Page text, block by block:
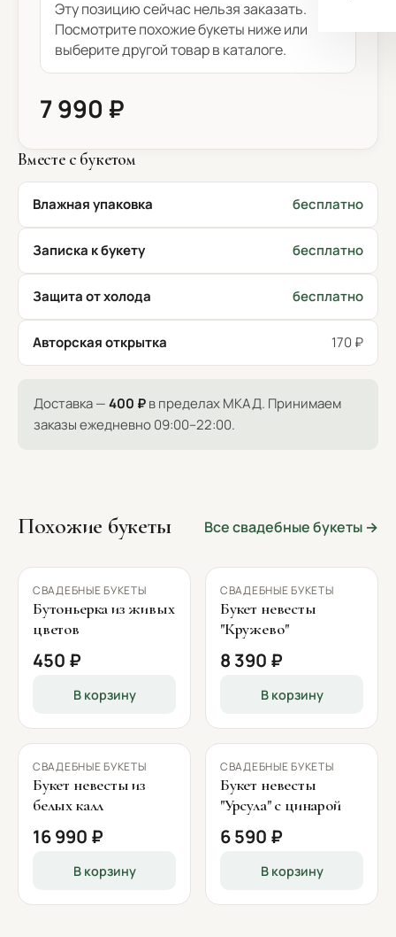
Эту позицию сейчас нельзя заказать.
Посмотрите похожие букеты ниже или
выберите другой товар в каталоге.
7 990 ₽
Вместе с букетом
Влажная упаковка бесплатно
Записка к букету бесплатно
Защита от холода бесплатно
Авторская открытка 170 ₽
Доставка —400 ₽в пределах МКАД. Принимаем
заказы ежедневно 09:00–22:00.
Похожие букеты Все свадебные букеты →
СВАДЕБНЫЕ БУКЕТЫ
Бутоньерка из живых
цветов
450 ₽
В корзину
СВАДЕБНЫЕ БУКЕТЫ
Букет невесты
"Кружево"
8 390 ₽
В корзину
СВАДЕБНЫЕ БУКЕТЫ
Букет невесты из
белых калл
16 990 ₽
В корзину
СВАДЕБНЫЕ БУКЕТЫ
Букет невесты
"Урсула" с цинарой
6 590 ₽
В корзину